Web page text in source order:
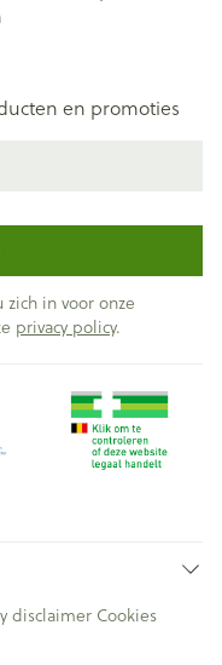
en promoties
in voor onze
privacy policy.
disclaimer Cookies